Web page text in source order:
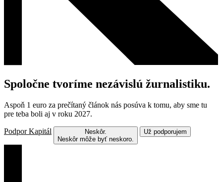
Spoločne tvoríme nezávislú žurnalistiku.
Aspoň 1 euro za prečítaný článok nás posúva k tomu, aby sme tu
pre teba boli aj v roku 2027.
Podpor Kapitál
Neskôr.
Neskôr môže byť neskoro.
Už podporujem